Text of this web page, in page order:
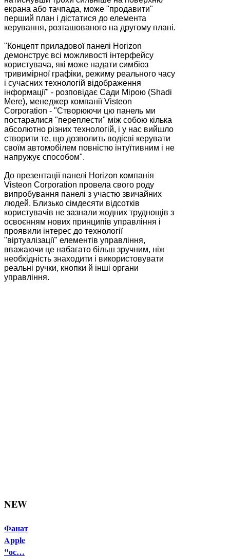
екрана або тачпада, може "продавити"
перший план і дістатися до елемента
керування, розташованого на другому плані.
"Концепт приладової панелі Horizon
демонструє всі можливості інтерфейсу
користувача, які може надати симбіоз
тривимірної графіки, режиму реального часу
і сучасних технологій відображення
інформації" - розповідає Сади Мірою (Shadi
Mere), менеджер компанії Visteon
Corporation - "Створюючи цю панель ми
постаралися "переплести" між собою кілька
абсолютно різних технологій, і у нас вийшло
створити те, що дозволить водієві керувати
своїм автомобілем повністю інтуїтивним і не
напружує способом".
До презентації панелі Horizon компанія
Visteon Corporation провела свого роду
випробування панелі з участю звичайних
людей. Близько сімдесяти відсотків
користувачів не зазнали жодних труднощів з
освоєнням нових принципів управління і
проявили інтерес до технології
"віртуалізації" елементів управління,
вважаючи це набагато більш зручним, ніж
необхідність знаходити і використовувати
реальні ручки, кнопки й інші органи
управління.
NEW
Фанат
Apple
"ос…